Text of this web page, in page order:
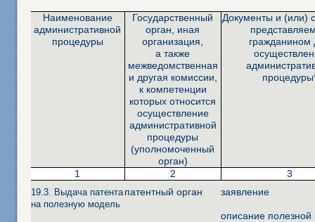
Наименование
административной
процедуры
Государственный
орган, иная
организация,
а также
межведомственная
и другая комиссии,
к компетенции
которых относится
осуществление
административной
процедуры
(уполномоченный
орган)
Документы и (или)
гражданином
1 2 3
19.3. Выдача патента
на полезную модель
патентный орган заявление
описание